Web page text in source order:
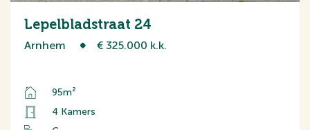
Lepelbladstraat 24
Arnhem € 325.000 k.k.
95m²
4 Kamers